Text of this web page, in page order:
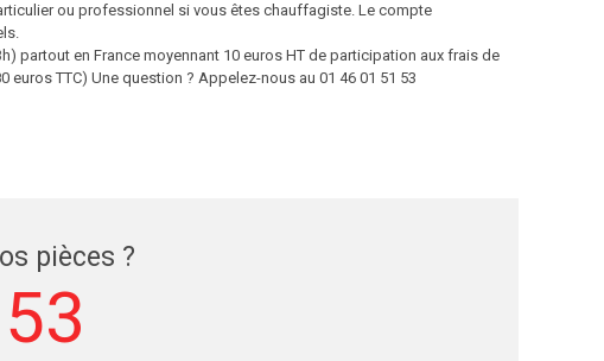
ou professionnel si vous êtes chauffagiste. Le compte
partout en France moyennant 10 euros HT de participation aux frais de
TTC) Une question ? Appelez-nous au 01 46 01 51 53
pièces ?